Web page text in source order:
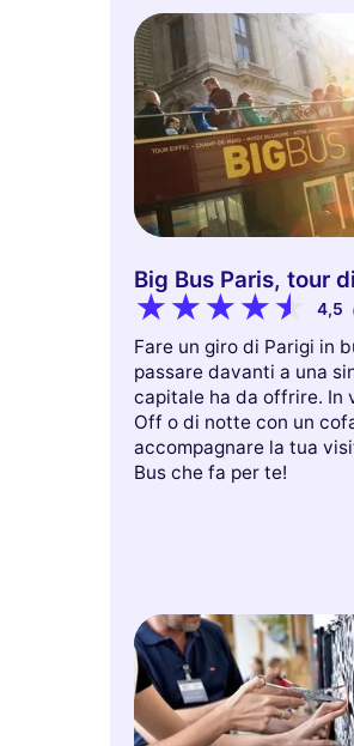
Big Bus Paris, tour
4,5
Fare un giro di Parigi in
passare davanti a una
capitale ha da offrire. In
Off o di notte con un
accompagnare la tua
Bus che fa per te!